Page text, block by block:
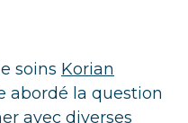
soins Korian
abordé la question
avec diverses